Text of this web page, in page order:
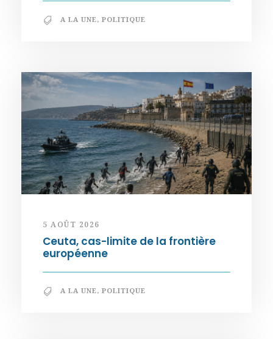
A LA UNE, POLITIQUE
5 AOÛT 2026
Ceuta, cas-limite de la frontière
européenne
A LA UNE, POLITIQUE